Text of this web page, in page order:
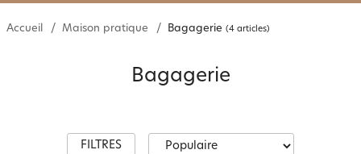
avec le code 750826
Accueil Maison pratique Bagagerie (4 articles)
Bagagerie
FILTRES